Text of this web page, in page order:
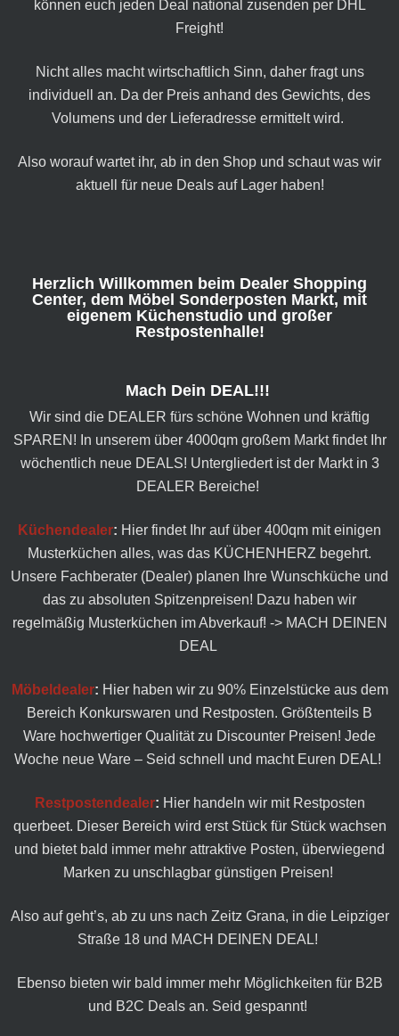
können euch jeden Deal national zusenden per DHL
Freight!
Nicht alles macht wirtschaftlich Sinn, daher fragt uns
individuell an. Da der Preis anhand des Gewichts, des
Volumens und der Lieferadresse ermittelt wird.
Also worauf wartet ihr, ab in den Shop und schaut was wir
aktuell für neue Deals auf Lager haben!
Herzlich Willkommen beim Dealer Shopping
Center, dem Möbel Sonderposten Markt, mit
eigenem Küchenstudio und großer
Restpostenhalle!
Mach Dein DEAL!!!
Wir sind die DEALER fürs schöne Wohnen und kräftig
SPAREN! In unserem über 4000qm großem Markt findet Ihr
wöchentlich neue DEALS! Untergliedert ist der Markt in 3
DEALER Bereiche!
Küchendealer: Hier findet Ihr auf über 400qm mit einigen
Musterküchen alles, was das KÜCHENHERZ begehrt.
Unsere Fachberater (Dealer) planen Ihre Wunschküche und
das zu absoluten Spitzenpreisen! Dazu haben wir
regelmäßig Musterküchen im Abverkauf! -> MACH DEINEN
DEAL
Möbeldealer: Hier haben wir zu 90% Einzelstücke aus dem
Bereich Konkurswaren und Restposten. Größtenteils B
Ware hochwertiger Qualität zu Discounter Preisen! Jede
Woche neue Ware – Seid schnell und macht Euren DEAL!
Restpostendealer: Hier handeln wir mit Restposten
querbeet. Dieser Bereich wird erst Stück für Stück wachsen
und bietet bald immer mehr attraktive Posten, überwiegend
Marken zu unschlagbar günstigen Preisen!
Also auf geht’s, ab zu uns nach Zeitz Grana, in die Leipziger
Straße 18 und MACH DEINEN DEAL!
Ebenso bieten wir bald immer mehr Möglichkeiten für B2B
und B2C Deals an. Seid gespannt!